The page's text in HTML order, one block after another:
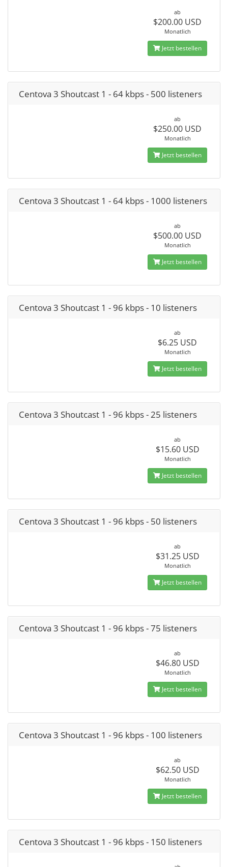
ab
$200.00 USD
Monatlich
Jetzt bestellen
Centova 3 Shoutcast 1 - 64 kbps - 500 listeners
ab
$250.00 USD
Monatlich
Jetzt bestellen
Centova 3 Shoutcast 1 - 64 kbps - 1000 listeners
ab
$500.00 USD
Monatlich
Jetzt bestellen
Centova 3 Shoutcast 1 - 96 kbps - 10 listeners
ab
$6.25 USD
Monatlich
Jetzt bestellen
Centova 3 Shoutcast 1 - 96 kbps - 25 listeners
ab
$15.60 USD
Monatlich
Jetzt bestellen
Centova 3 Shoutcast 1 - 96 kbps - 50 listeners
ab
$31.25 USD
Monatlich
Jetzt bestellen
Centova 3 Shoutcast 1 - 96 kbps - 75 listeners
ab
$46.80 USD
Monatlich
Jetzt bestellen
Centova 3 Shoutcast 1 - 96 kbps - 100 listeners
ab
$62.50 USD
Monatlich
Jetzt bestellen
Centova 3 Shoutcast 1 - 96 kbps - 150 listeners